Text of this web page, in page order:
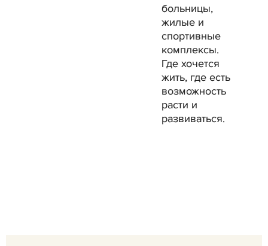
больницы,
жилые и
спортивные
комплексы.
Где хочется
жить, где есть
возможность
расти и
развиваться.